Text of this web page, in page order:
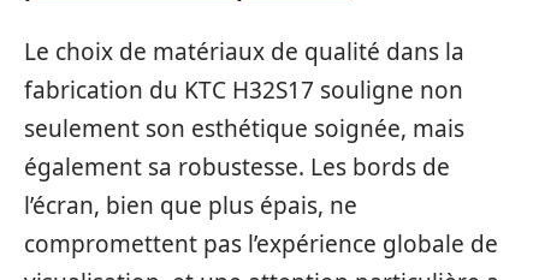
Le choix de matériaux de qualité dans la
fabrication du KTC H32S17 souligne non
seulement son esthétique soignée, mais
également sa robustesse. Les bords de
l’écran, bien que plus épais, ne
compromettent pas l’expérience globale de